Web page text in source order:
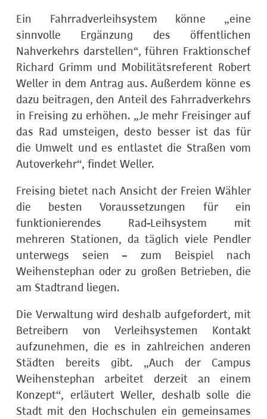
Ein Fahrradverleihsystem könne „eine
sinnvolle Ergänzung des öffentlichen
Nahverkehrs darstellen“, führen Fraktionschef
Richard Grimm und Mobilitätsreferent Robert
Weller in dem Antrag aus. Außerdem könne es
dazu beitragen, den Anteil des Fahrradverkehrs
in Freising zu erhöhen. „Je mehr Freisinger auf
das Rad umsteigen, desto besser ist das für
die Umwelt und es entlastet die Straßen vom
Autoverkehr“, findet Weller.
Freising bietet nach Ansicht der Freien Wähler
die besten Voraussetzungen für ein
funktionierendes Rad-Leihsystem mit
mehreren Stationen, da täglich viele Pendler
unterwegs seien – zum Beispiel nach
Weihenstephan oder zu großen Betrieben, die
am Stadtrand liegen.
Die Verwaltung wird deshalb aufgefordert, mit
Betreibern von Verleihsystemen Kontakt
aufzunehmen, die es in zahlreichen anderen
Städten bereits gibt. „Auch der Campus
Weihenstephan arbeitet derzeit an einem
Konzept“, erläutert Weller, deshalb solle die
Stadt mit den Hochschulen ein gemeinsames